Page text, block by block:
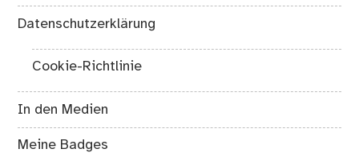
Datenschutzerklärung
Cookie-Richtlinie
In den Medien
Meine Badges